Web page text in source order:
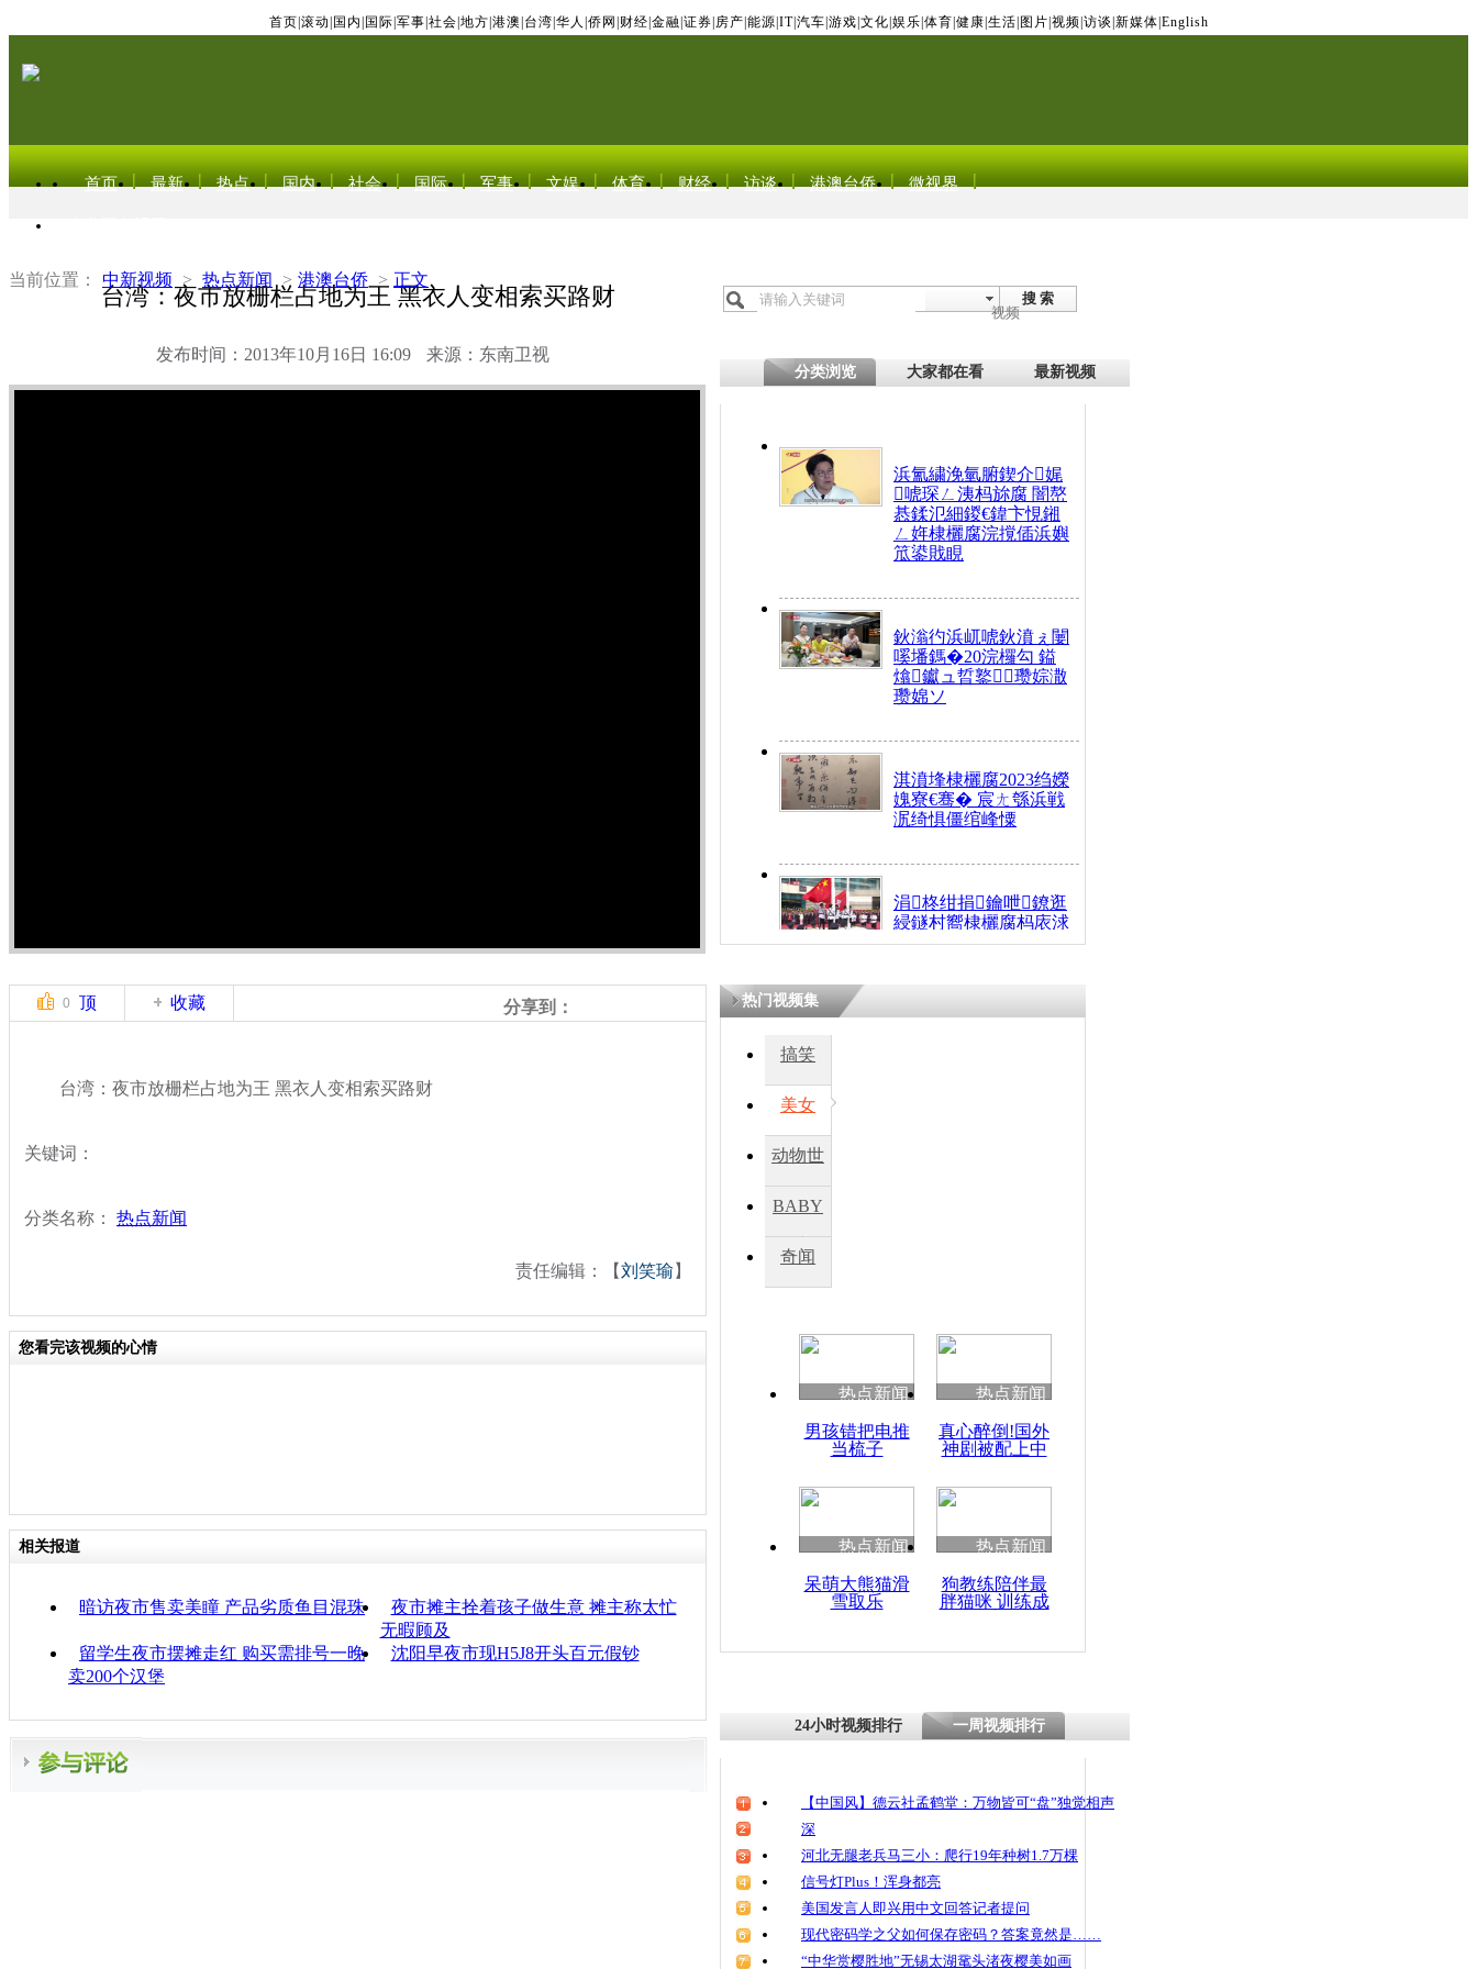
首页 滚动 国内 国际 军事 社会 地方 港澳 台湾 华人 侨网 财经 金融 证券 房产 能源 IT| 汽车 游戏 文化 娱乐 体育 健康 生活 图片 视频 访谈 新媒体 English
首页 最新 热点 国内 社会 国际 军事 文娱 体育 财经 访谈 港澳台侨 微视界
当前位置： 中新视频 > 热点新闻 > 港澳台侨 > 正文
台湾：夜市放栅栏占地为王 黑衣人变相索买路财
发布时间：2013年10月16日 16:09 来源：东南卫视
搜 索
视频
分类浏览 大家都在看 最新视频
浜氳繍浼氫腑鍥介娓
唬琛ㄥ洟杩旀腐 闇嶅
惎鍒氾細鍐€鍏卞悓鎺
ㄥ姩棣欐腐浣撹偛浜嬩
笟鍙戝睍
鈥滃彴浜屼唬鈥濆ぇ闄
嗘墦鎷�20浣欏勾 鎰
熻钀ュ晢鐜瓒婃潵
瓒婂ソ
淇濆埄棣欐腐2023绉嬫
媿寮€骞� 宸ㄤ綔浜戦
泦绮惧僵绾峰憟
涓柊绀捐鑰呭鐐逛
綅鐩村嚮棣欐腐杩庡浗
搴�24灏忔椂
0 顶 收藏 分享到：
台湾：夜市放栅栏占地为王 黑衣人变相索买路财
关键词：
分类名称： 热点新闻
责任编辑：【刘笑瑜 】
您看完该视频的心情
相关报道
暗访夜市售卖美瞳 产品劣质鱼目混珠
夜市摊主拴着孩子做生意 摊主称太忙
无暇顾及
留学生夜市摆摊走红 购买需排号一晚
卖200个汉堡
沈阳早夜市现H5J8开头百元假钞
热门视频集
搞笑
美女
动物世
BABY
秀
奇闻
热点新闻
男孩错把电推
当梳子
热点新闻
真心醉倒!国外
神剧被配上中
热点新闻
呆萌大熊猫滑
雪取乐
热点新闻
狗教练陪伴最
胖猫咪 训练成
24小时视频排行 一周视频排行
【中国风】德云社孟鹤堂：万物皆可“盘”独觉相声
深
河北无腿老兵马三小：爬行19年种树1.7万棵
信号灯Plus！浑身都亮
美国发言人即兴用中文回答记者提问
现代密码学之父如何保存密码？答案竟然是……
“中华赏樱胜地”无锡太湖鼋头渚夜樱美如画